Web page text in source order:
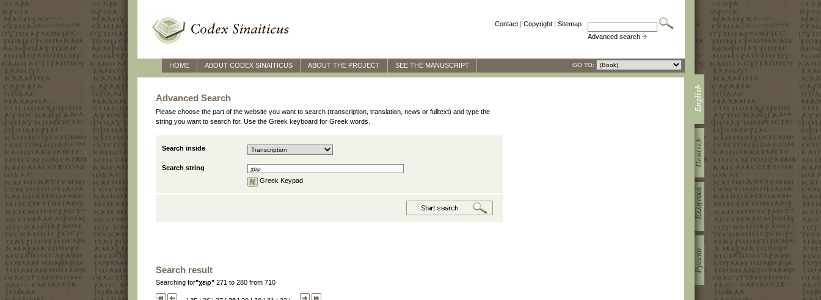
Advanced search
Contact| Copyright| Sitemap
HOME ABOUT CODEX SINAITICUS ABOUT THE PROJECT SEE THE MANUSCRIPT GO TO:
Advanced Search
Please choose the part of the website you want to search (transcription, translation, news or fulltext) and type the
string you want to search for. Use the Greek keyboard for Greek words.
Search inside
Search string
Greek Keypad
Search result
Searching for"χειρ"271 to 280 from 710